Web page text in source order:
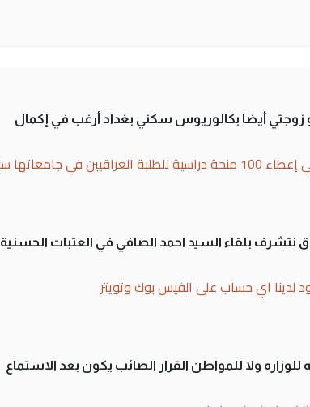
زوجتي أيضا بكالوريوس سكني بغداد أرغب في إكمال
جامعاتها سنويا
نتشرف بلقاء السيد احمد الصافي في العتبات الحسنية
لدينا اي حساب على الفيس بوك وتويتر
ولا للمواطن القرار الصائب يكون بعد الاستماع